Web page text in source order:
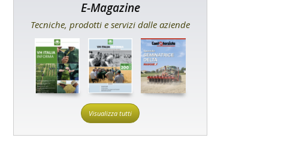
E-Magazine
Tecniche, prodotti e servizi dalle aziende
Visualizza tutti